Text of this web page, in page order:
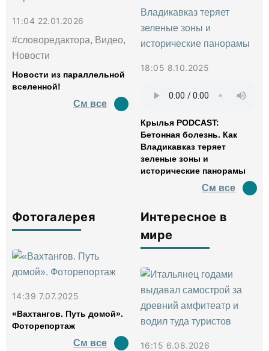
11:04 22.01.2026
#словоредактора, Видео,
Новости
Новости из параллельной
вселенной!
См все
18:05 8.10.2025
Крылья PODCAST:
Бетонная болезнь. Как
Владикавказ теряет
зеленые зоны и
исторические панорамы
См все
Фотогалерея
14:39 7.07.2025
«Вахтангов. Путь домой».
Фоторепортаж
См все
Интересное в
мире
16:15 6.08.2026